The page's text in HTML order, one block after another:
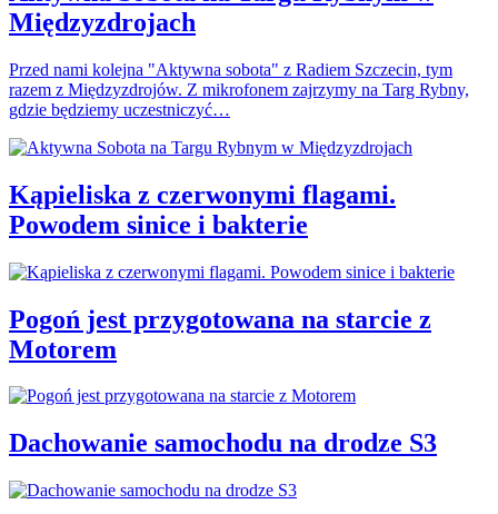
Międzyzdrojach
Przed nami kolejna "Aktywna sobota" z Radiem Szczecin, tym
razem z Międzyzdrojów. Z mikrofonem zajrzymy na Targ Rybny,
gdzie będziemy uczestniczyć…
Kąpieliska z czerwonymi flagami.
Powodem sinice i bakterie
Pogoń jest przygotowana na starcie z
Motorem
Dachowanie samochodu na drodze S3